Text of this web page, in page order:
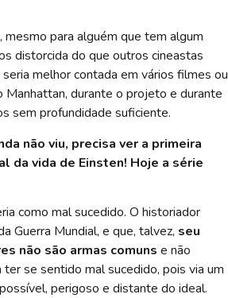
para alguém que tem algum
distorcida do que outros cineastas
melhor contada em vários filmes ou
durante o projeto e durante
sem profundidade suficiente.
não viu, precisa ver a primeira
da vida de Einsten! Hoje a série
como mal sucedido. O historiador
Guerra Mundial, e que, talvez, seu
não são armas comuns e não
se sentido mal sucedido, pois via um
perigoso e distante do ideal.